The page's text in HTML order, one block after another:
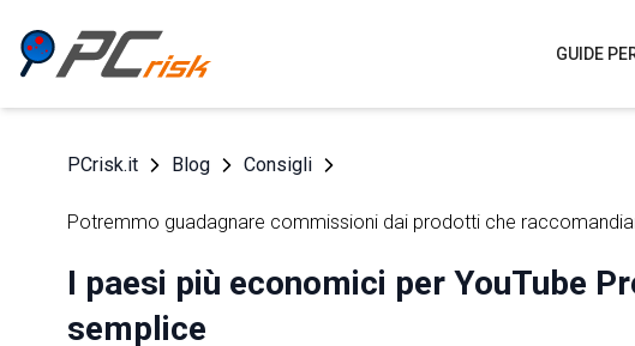
GUIDE
PCrisk.it Blog Consigli
Potremmo guadagnare commissioni dai prodotti che
I paesi più economici per YouTube
semplice